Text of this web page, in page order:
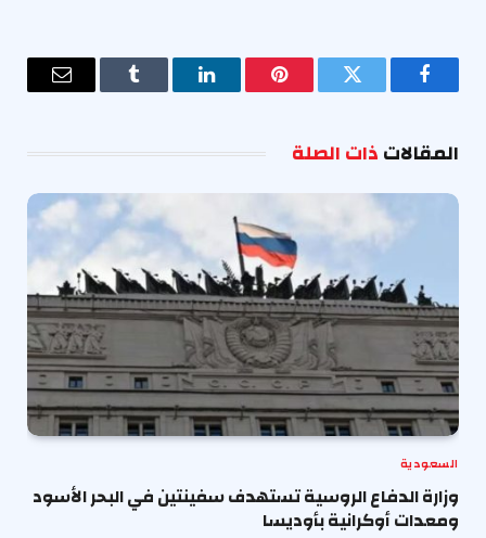
فيسبوك تويتر بينتيريستلينكدإن Tumblr
البريد
المقالاتذات الصلة
السعودية
وزارة الدفاع الروسية تستهدف سفينتين في البحر الأسود
ومعدات أوكرانية بأوديسا